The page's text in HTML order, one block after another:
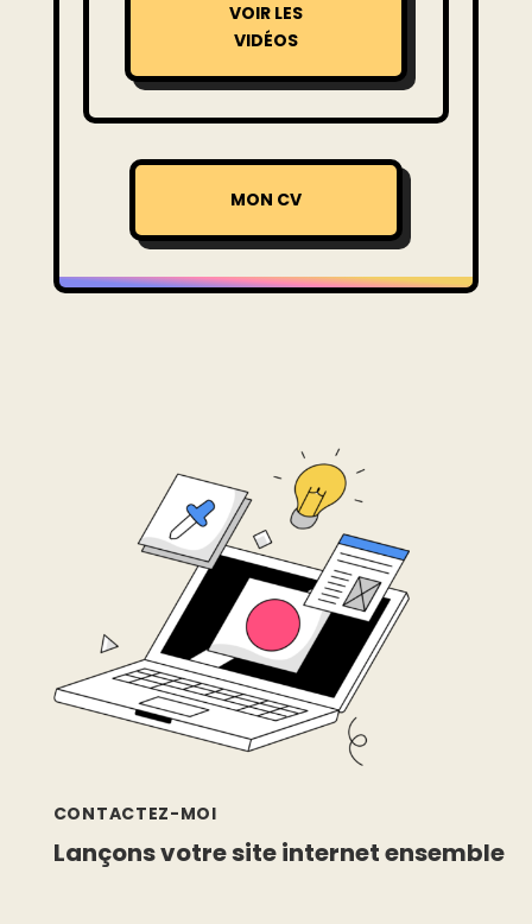
VOIR LES
VIDÉOS
MON CV
CONTACTEZ-MOI
Lançons votre site internet ensemble